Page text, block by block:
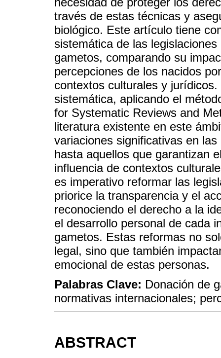
través de estas técnicas y
biológico. Este artículo tiene
sistemática de las
gametos, comparando su
percepciones de los nacidos
contextos culturales y
sistemática, aplicando el
for Systematic Reviews and
literatura existente en este
variaciones significativas en
hasta aquellos que garantizan
influencia de contextos
es imperativo reformar las
priorice la transparencia y el
reconociendo el derecho a la
el desarrollo personal de cada
gametos. Estas reformas no
legal, sino que también
emocional de estas personas.
Palabras Clave: Donación de
normativas internacionales;
ABSTRACT